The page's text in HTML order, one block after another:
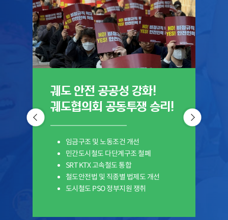
궤도 안전 공공성 강화!
궤도협의회 공동투쟁 승리!
임금구조 및 노동조건 개선
민간도시철도 다단계구조 철폐
SRT KTX 고속철도 통합
철도안전법 및 직종별 법제도 개선
도시철도 PSO 정부지원 쟁취